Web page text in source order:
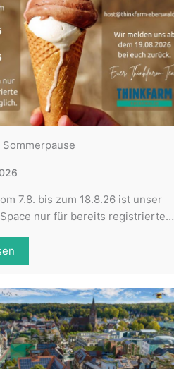
7.8. bis zum 18.8.26 ist unser
nur für bereits registrierte…